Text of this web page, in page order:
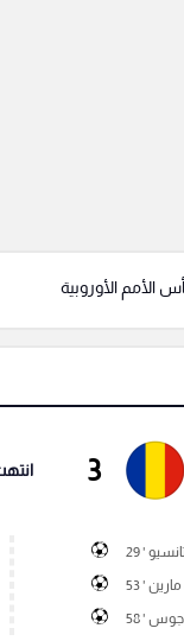
الأمم الأوروبية
3
' 29
' 53
' 58